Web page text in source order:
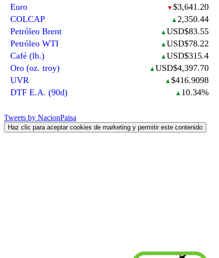
Euro
▼ $3,641.20
COLCAP
▲ 2,350.44
Petróleo Brent
▲ USD$83.55
Petróleo WTI
▲ USD$78.22
Café (lb.)
▲ USD$315.4
Oro (oz. troy)
▲ USD$4,397.70
UVR
▲ $416.9098
DTF E.A. (90d)
▲ 10.34%
Tweets by NacionPaisa
Haz clic para aceptar cookies de marketing y permitir este contenido